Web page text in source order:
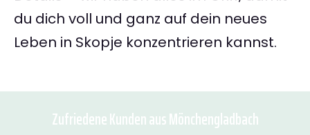
du dich voll und ganz auf dein neues
Leben in Skopje konzentrieren kannst.
Zufriedene Kunden aus Mönchengladbach